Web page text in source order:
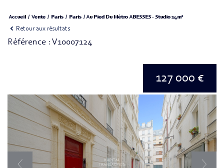
Accueil Vente Paris Paris Au Pied Du Métro ABESSES - Studio 14m²
Retour aux résultats
Référence : V10007124
127 000 €